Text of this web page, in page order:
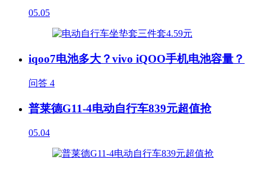
05.05
iqoo7电池多大？vivo iQOO手机电池容量？
问答 4
普莱德G11-4电动自行车839元超值抢
05.04